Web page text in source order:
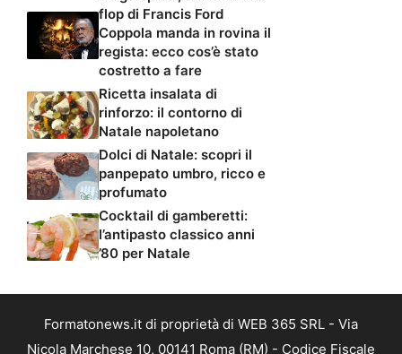
flop di Francis Ford
Coppola manda in rovina il
regista: ecco cos’è stato
costretto a fare
Ricetta insalata di
rinforzo: il contorno di
Natale napoletano
Dolci di Natale: scopri il
panpepato umbro, ricco e
profumato
Cocktail di gamberetti:
l’antipasto classico anni
’80 per Natale
Formatonews.it di proprietà di WEB 365 SRL - Via
Nicola Marchese 10, 00141 Roma (RM) - Codice Fiscale